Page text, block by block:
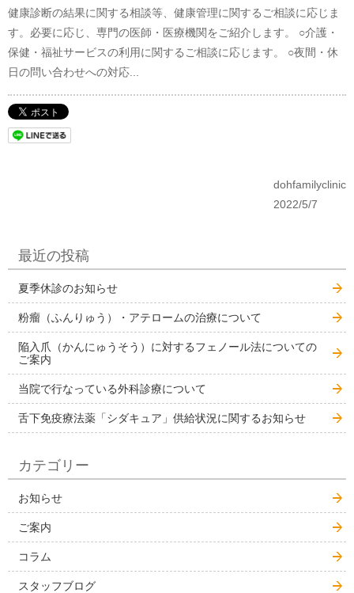
健康診断の結果に関する相談等、健康管理に関するご相談に応じま
す。必要に応じ、専門の医師・医療機関をご紹介します。 ○介護・
保健・福祉サービスの利用に関するご相談に応じます。 ○夜間・休
日の問い合わせへの対応...
dohfamilyclinic
2022/5/7
最近の投稿
夏季休診のお知らせ
粉瘤（ふんりゅう）・アテロームの治療について
陥入爪（かんにゅうそう）に対するフェノール法についての
ご案内
当院で行なっている外科診療について
舌下免疫療法薬「シダキュア」供給状況に関するお知らせ
カテゴリー
お知らせ
ご案内
コラム
スタッフブログ